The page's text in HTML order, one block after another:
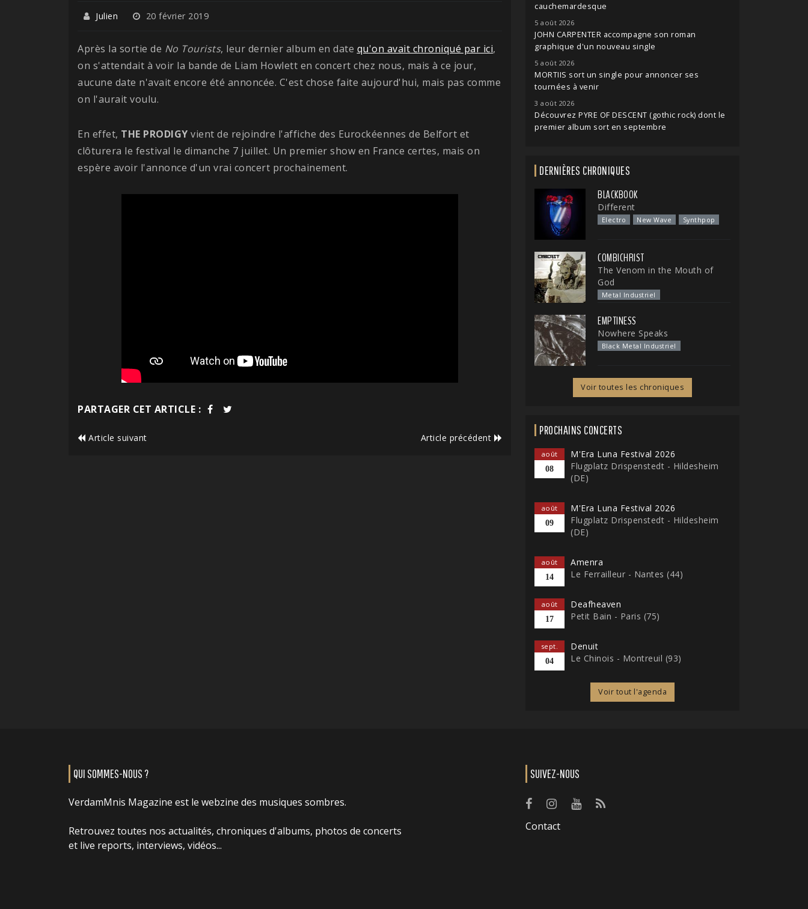
Julien 20 février 2019
Après la sortie de No Tourists, leur dernier album en date qu'on avait chroniqué par ici,
on s'attendait à voir la bande de Liam Howlett en concert chez nous, mais à ce jour,
aucune date n'avait encore été annoncée. C'est chose faite aujourd'hui, mais pas comme
on l'aurait voulu.
En effet, THE PRODIGY vient de rejoindre l'affiche des Eurockéennes de Belfort et
clôturera le festival le dimanche 7 juillet. Un premier show en France certes, mais on
espère avoir l'annonce d'un vrai concert prochainement.
PARTAGER CET ARTICLE :
Article suivant Article précédent
cauchemardesque
5 août 2026
JOHN CARPENTER accompagne son roman
graphique d'un nouveau single
5 août 2026
MORTIIS sort un single pour annoncer ses
tournées à venir
3 août 2026
Découvrez PYRE OF DESCENT (gothic rock) dont le
premier album sort en septembre
DERNIÈRES CHRONIQUES
BLACKBOOK
Different
Electro New Wave Synthpop
COMBICHRIST
The Venom in the Mouth of
God
Metal Industriel
EMPTINESS
Nowhere Speaks
Black Metal Industriel
Voir toutes les chroniques
PROCHAINS CONCERTS
août
08
M'Era Luna Festival 2026
Flugplatz Drispenstedt - Hildesheim
(DE)
août
09
M'Era Luna Festival 2026
Flugplatz Drispenstedt - Hildesheim
(DE)
août
14
Amenra
Le Ferrailleur - Nantes (44)
août
17
Deafheaven
Petit Bain - Paris (75)
sept.
04
Denuit
Le Chinois - Montreuil (93)
Voir tout l'agenda
QUI SOMMES-NOUS ?
VerdamMnis Magazine est le webzine des musiques sombres.
Retrouvez toutes nos actualités, chroniques d'albums, photos de concerts
et live reports, interviews, vidéos...
SUIVEZ-NOUS
Contact